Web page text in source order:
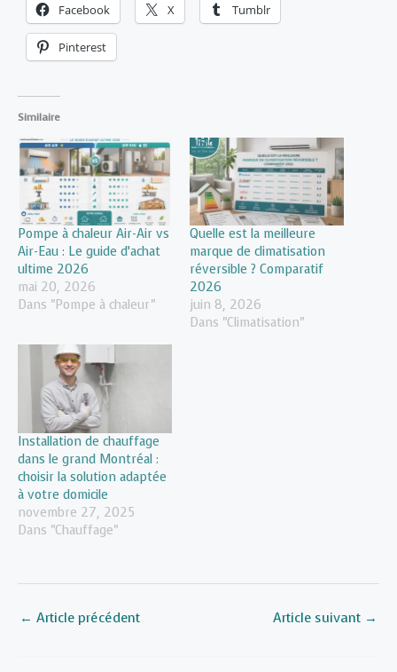
Facebook X Tumblr
Pinterest
Similaire
Pompe à chaleur Air-Air vs
Air-Eau : Le guide d’achat
ultime 2026
mai 20, 2026
Dans "Pompe à chaleur"
Quelle est la meilleure
marque de climatisation
réversible ? Comparatif
2026
juin 8, 2026
Dans "Climatisation"
Installation de chauffage
dans le grand Montréal :
choisir la solution adaptée
à votre domicile
novembre 27, 2025
Dans "Chauffage"
← Article précédent Article suivant →